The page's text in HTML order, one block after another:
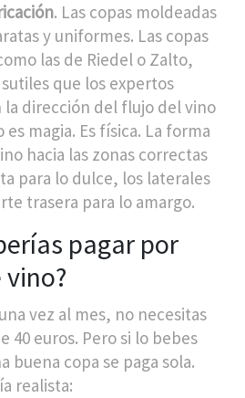
. Las copas moldeadas
y uniformes. Las copas
las de Riedel o Zalto,
que los expertos
la dirección del flujo del vino
magia. Es física. La forma
hacia las zonas correctas
para lo dulce, los laterales
trasera para lo amargo.
pagar por
vez al mes, no necesitas
40 euros. Pero si lo bebes
buena copa se paga sola.
realista: